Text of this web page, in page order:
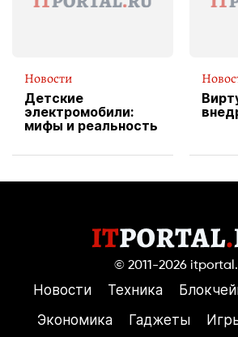
Новости
Детские
электромобили:
мифы и реальность
© 2011-2026
Новости Техника
Экономика
Гаджеты